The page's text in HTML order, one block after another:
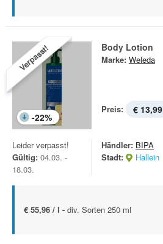
Verpasst!
-22%
Body Lotion
Marke: Weleda
Preis: € 13,99
Leider verpasst!
Gültig: 04.03. -
18.03.
Händler: BIPA
Stadt:
Hallein
€ 55,96 / l - div. Sorten 250 ml